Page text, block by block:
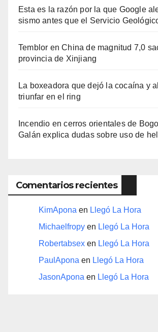
Esta es la razón por la que Google
sismo antes que el Servicio
Temblor en China de magnitud 7,0
provincia de Xinjiang
La boxeadora que dejó la cocaína y
triunfar en el ring​
Incendio en cerros orientales de
Galán explica dudas sobre uso de
Comentarios recientes
KimApona en Llegó La Hora
Michaelfropy en Llegó La Hora
Robertabsex en Llegó La Hora
PaulApona en Llegó La Hora
JasonApona en Llegó La Hora